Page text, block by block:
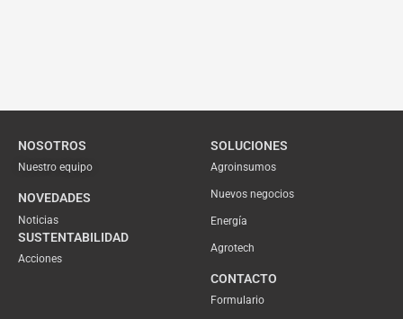
NOSOTROS
Nuestro equipo
NOVEDADES
Noticias
SUSTENTABILIDAD
Acciones
SOLUCIONES
Agroinsumos
Nuevos negocios
Energía
Agrotech
CONTACTO
Formulario